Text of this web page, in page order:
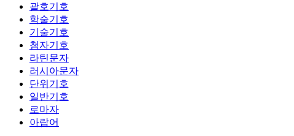
괄호기호
학술기호
기술기호
첨자기호
라틴문자
러시아문자
단위기호
일반기호
로마자
아랍어